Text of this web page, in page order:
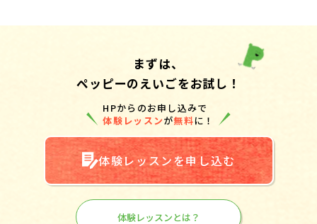
まずは、
ペッピーのえいごをお試し！
HPからのお申し込みで
体験レッスンが無料に！
体験レッスンを申し込む
体験レッスンとは？